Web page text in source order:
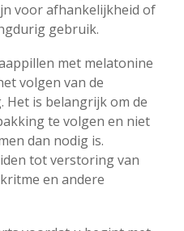
voor afhankelijkheid of
gebruik.
met melatonine
volgen van de
Het is belangrijk om de
te volgen en niet
dan nodig is.
tot verstoring van
en andere